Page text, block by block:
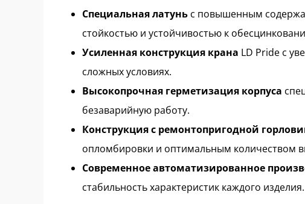
Специальная латунь с повышенным
стойкостью и устойчивостью к
Усиленная конструкция крана LD Pride с
сложных условиях.
Высокопрочная герметизация корпуса
безаварийную работу.
Конструкция с ремонтопригодной
опломбировки и оптимальным количеством
Современное автоматизированное
стабильность характеристик каждого изделия.